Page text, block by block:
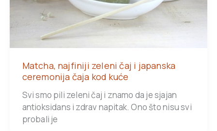
Matcha, najfiniji zeleni čaj i japanska
ceremonija čaja kod kuće
Svi smo pili zeleni čaj i znamo da je sjajan
antioksidans i zdrav napitak. Ono što nisu svi
probali je